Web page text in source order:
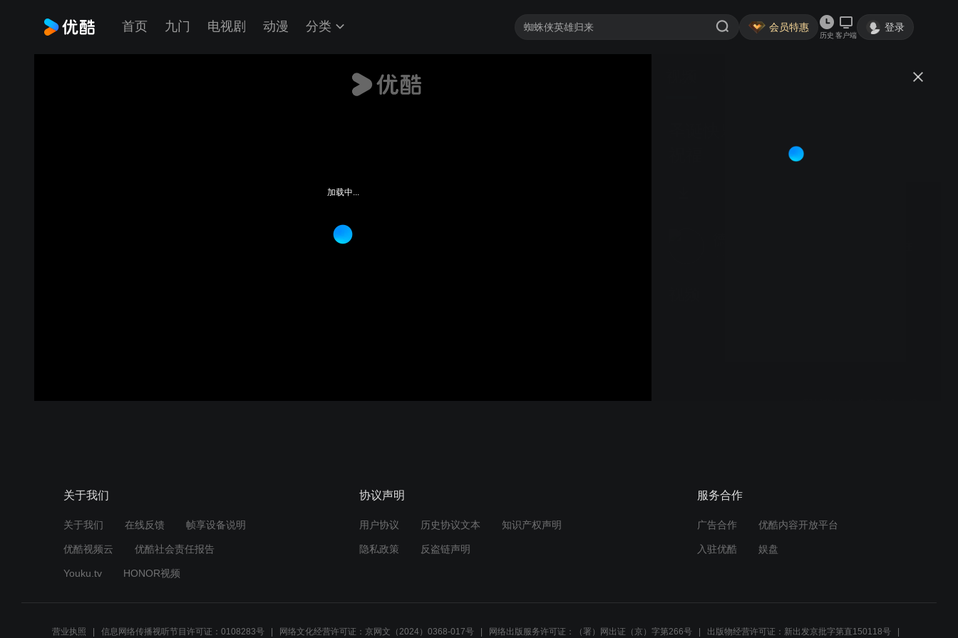
首页 九门 电视剧 动漫 分类 会员特惠
历史 客户端
登录
加载中...
关于我们
关于我们 在线反馈 帧享设备说明
优酷视频云 优酷社会责任报告
Youku.tv HONOR视频
协议声明
用户协议 历史协议文本 知识产权声明
隐私政策 反盗链声明
服务合作
广告合作 优酷内容开放平台
入驻优酷 娱盘
营业执照 信息网络传播视听节目许可证：0108283号 网络文化经营许可证：京网文（2024）0368-017号 网络出版服务许可证：（署）网出证（京）字第266号 出版物经营许可证：新出发京批字第直150118号